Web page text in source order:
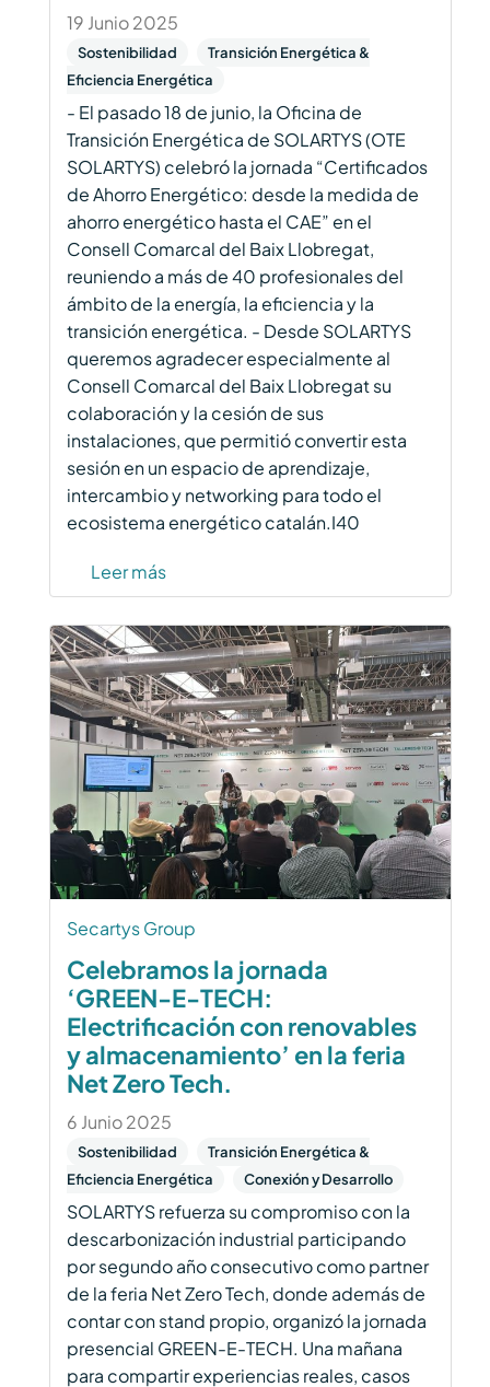
19 Junio 2025
Sostenibilidad
Transición Energética &
Eficiencia Energética
- El pasado 18 de junio, la Oficina de
Transición Energética de SOLARTYS (OTE
SOLARTYS) celebró la jornada “Certificados
de Ahorro Energético: desde la medida de
ahorro energético hasta el CAE” en el
Consell Comarcal del Baix Llobregat,
reuniendo a más de 40 profesionales del
ámbito de la energía, la eficiencia y la
transición energética. - Desde SOLARTYS
queremos agradecer especialmente al
Consell Comarcal del Baix Llobregat su
colaboración y la cesión de sus
instalaciones, que permitió convertir esta
sesión en un espacio de aprendizaje,
intercambio y networking para todo el
ecosistema energético catalán.I40
Leer más
Secartys Group
Celebramos la jornada
‘GREEN-E-TECH:
Electrificación con renovables
y almacenamiento’ en la feria
Net Zero Tech.
6 Junio 2025
Sostenibilidad
Transición Energética &
Eficiencia Energética
Conexión y Desarrollo
SOLARTYS refuerza su compromiso con la
descarbonización industrial participando
por segundo año consecutivo como partner
de la feria Net Zero Tech, donde además de
contar con stand propio, organizó la jornada
presencial GREEN-E-TECH. Una mañana
para compartir experiencias reales, casos